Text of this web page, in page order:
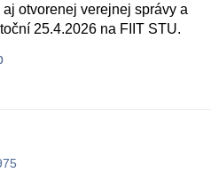
otvorenej verejnej správy a
25.4.2026 na FIIT STU.